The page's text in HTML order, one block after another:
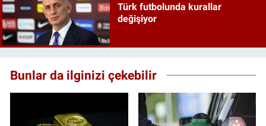
Türk futbolunda kurallar
değişiyor
Bunlar da ilginizi çekebilir